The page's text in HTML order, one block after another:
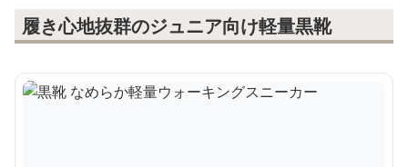
履き心地抜群のジュニア向け軽量黒靴